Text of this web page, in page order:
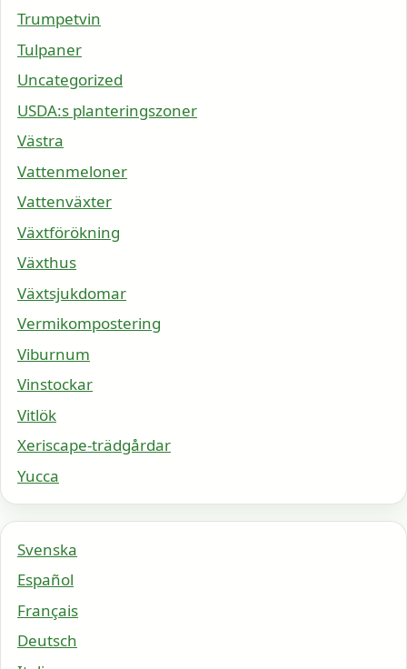
Trumpetvin
Tulpaner
Uncategorized
USDA:s planteringszoner
Västra
Vattenmeloner
Vattenväxter
Växtförökning
Växthus
Växtsjukdomar
Vermikompostering
Viburnum
Vinstockar
Vitlök
Xeriscape-trädgårdar
Yucca
Svenska
Español
Français
Deutsch